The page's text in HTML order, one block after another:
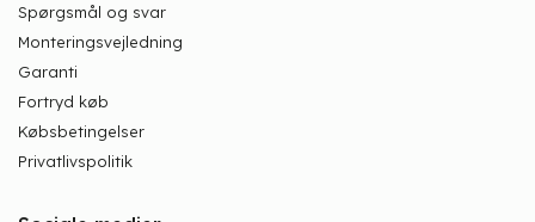
Spørgsmål og svar
Monteringsvejledning
Garanti
Fortryd køb
Købsbetingelser
Privatlivspolitik